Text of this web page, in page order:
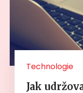
Technologie
Jak